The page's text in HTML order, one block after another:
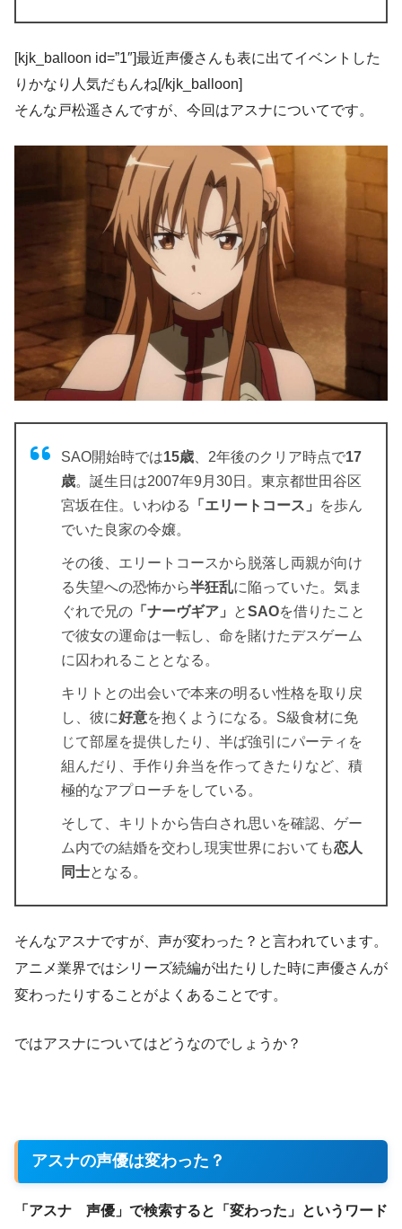
[kjk_balloon id=”1″]最近声優さんも表に出てイベントした
りかなり人気だもんね[/kjk_balloon]
そんな戸松遥さんですが、今回はアスナについてです。
SAO開始時では15歳 、2年後のクリア時点で17
歳。誕生日は2007年9月30日。東京都世田谷区
宮坂在住。いわゆる
「エリートコース」
を歩ん
でいた良家の令嬢。
その後、エリートコースから脱落し両親が向け
る失望への恐怖から半狂乱に陥っていた。気ま
ぐれで兄の 「ナーヴギア」 とSAOを借りたこと
で彼女の運命は一転し、命を賭けたデスゲーム
に囚われることとなる。
キリトとの出会いで本来の明るい性格を取り戻
し、彼に好意を抱くようになる。S級食材に免
じて部屋を提供したり、半ば強引にパーティを
組んだり、手作り弁当を作ってきたりなど、積
極的なアプローチをしている。
そして、キリトから告白され思いを確認、ゲー
ム内での結婚を交わし現実世界においても恋人
同士となる。
そんなアスナですが、声が変わった？と言われています。
アニメ業界ではシリーズ続編が出たりした時に声優さんが
変わったりすることがよくあることです。
ではアスナについてはどうなのでしょうか？
アスナの声優は変わった？
「アスナ 声優」で検索すると「変わった」というワード